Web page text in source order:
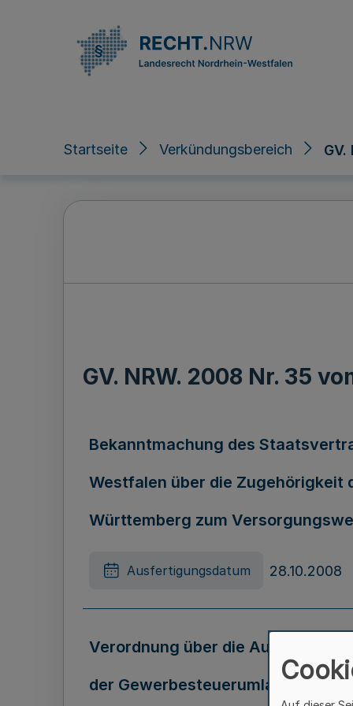
Startseite Verkündungsbereich GV.
GV. NRW. 2008 Nr. 35
Bekanntmachung des
Westfalen über die Zugehörigkeit
Württemberg zum
Ausfertigungsdatum 28.10.2008
Verordnung über die Aufteilung
der Gewerbesteuerumlage für die